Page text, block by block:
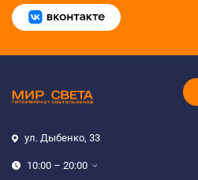
ул. Дыбенко, 33
10:00 – 20:00